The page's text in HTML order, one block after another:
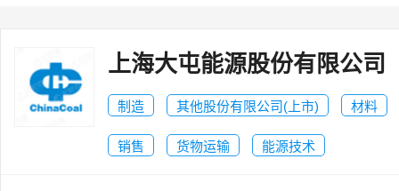
上海大屯能源股份有限公司
制造 其他股份有限公司(上市) 材料
销售 货物运输 能源技术